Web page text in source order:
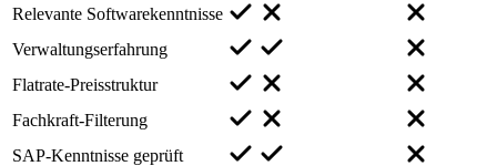
Relevante Softwarekenntnisse
Verwaltungserfahrung
Flatrate-Preisstruktur
Fachkraft-Filterung
SAP-Kenntnisse geprüft